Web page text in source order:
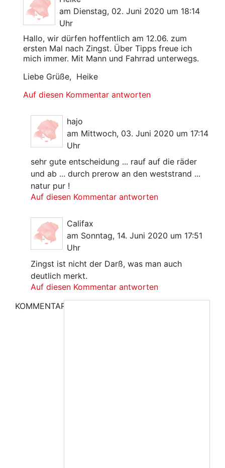
am Dienstag, 02. Juni 2020 um 18:14
Uhr
Hallo, wir dürfen hoffentlich am 12.06. zum
ersten Mal nach Zingst. Über Tipps freue ich
mich immer. Mit Mann und Fahrrad unterwegs.
Liebe Grüße, Heike
Auf diesen Kommentar antworten
hajo
am Mittwoch, 03. Juni 2020 um 17:14
Uhr
sehr gute entscheidung ... rauf auf die räder
und ab ... durch prerow an den weststrand ...
natur pur !
Auf diesen Kommentar antworten
Califax
am Sonntag, 14. Juni 2020 um 17:51
Uhr
Zingst ist nicht der Darß, was man auch
deutlich merkt.
Auf diesen Kommentar antworten
KOMMENTAR